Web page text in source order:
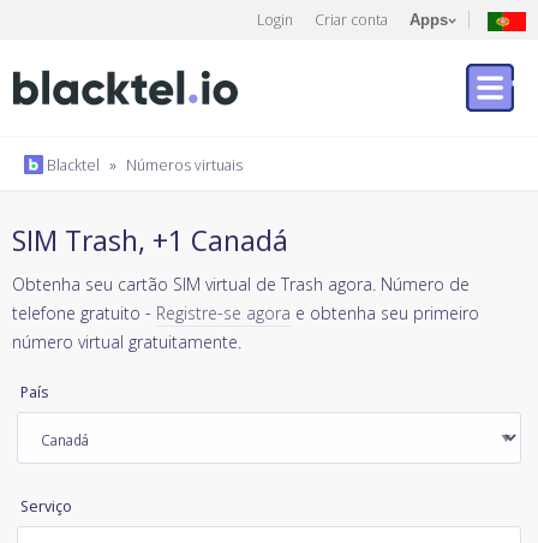
Login Criar conta Apps
Blacktel » Números virtuais
SIM Trash, +1 Canadá
Obtenha seu cartão SIM virtual de Trash agora. Número de
telefone gratuito - Registre-se agora e obtenha seu primeiro
número virtual gratuitamente.
País
Serviço